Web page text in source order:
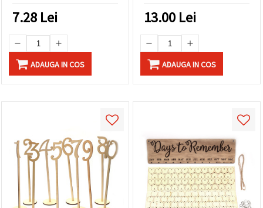
7.28 Lei
ADAUGA IN COS
13.00 Lei
ADAUGA IN COS